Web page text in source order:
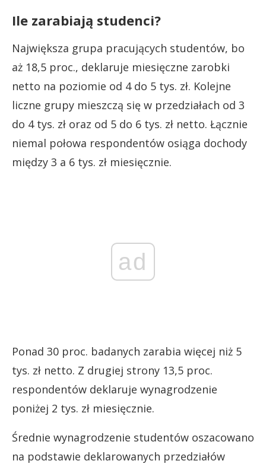
Ile zarabiają studenci?
Największa grupa pracujących studentów, bo
aż 18,5 proc., deklaruje miesięczne zarobki
netto na poziomie od 4 do 5 tys. zł. Kolejne
liczne grupy mieszczą się w przedziałach od 3
do 4 tys. zł oraz od 5 do 6 tys. zł netto. Łącznie
niemal połowa respondentów osiąga dochody
między 3 a 6 tys. zł miesięcznie.
ad
Ponad 30 proc. badanych zarabia więcej niż 5
tys. zł netto. Z drugiej strony 13,5 proc.
respondentów deklaruje wynagrodzenie
poniżej 2 tys. zł miesięcznie.
Średnie wynagrodzenie studentów oszacowano
na podstawie deklarowanych przedziałów